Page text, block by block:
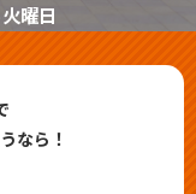
曜日
なら！